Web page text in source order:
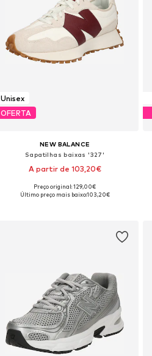
Unisex
OFERTA
NEW BALANCE
Sapatilhas baixas '327'
A partir de 103,20€
Disponível em vários tamanhos
Preço original: 129,00€
Último preço mais baixo:103,20€